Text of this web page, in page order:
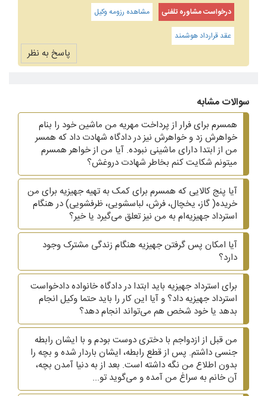
درخواست مشاوره تلفنی
مشاهده رزومه وکیل
عقد قرارداد هوشمند
پاسخ به نظر
سوالات مشابه
همسرم برای فرار از پرداخت مهریه من ماشین خود را بنام
خواهرش زد و خواهرش نیز در دادگاه شهادت داد که همسر
من از ابتدا دارای ماشینی نبوده. آیا من از خواهر همسرم
میتونم شکایت کنم بخاطر شهادت دروغش؟
آیا پنج کالایی که همسرم برای کمک به تهیه جهیزیه برای من
خریده( گاز، یخچال، فرش، لباسشویی، ظرفشویی)‌ در هنگام
استرداد جهیزیه‌ام به من نیز تعلق می‌گیرد یا خیر؟
آیا امکان پس گرفتن جهیزیه هنگام زندگی مشترک وجود
دارد؟
برای استرداد جهیزیه باید ابتدا در دادگاه خانواده دادخواست
استرداد جهیزیه داد؟ و آیا این کار را باید حتما وکیل انجام
بدهد یا خود شخص هم می‌تواند انجام دهد؟
من قبل از ازدواجم با دختری دوست بودم و با ایشان رابطه
جنسی داشتم. پس از قطع رابطه، ایشان باردار شده و بچه را
بدون اطلاع من نگه داشته است. بعد از به دنیا آمدن بچه،
آن خانم به سراغ من آمده و می‌گوید تو...